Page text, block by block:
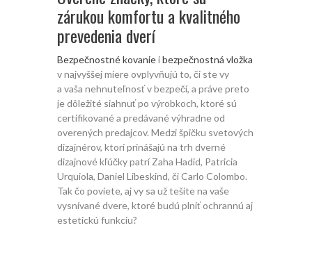
zárukou komfortu a kvalitného
prevedenia dverí
Bezpečnostné kovanieibezpečnostná vložka
v najvyššej miere ovplyvňujú to, či ste vy
a vaša nehnuteľnosť v bezpečí, a práve preto
je dôležité siahnuť po výrobkoch, ktoré sú
certifikované a predávané výhradne od
overených predajcov. Medzi špičku svetových
dizajnérov, ktorí prinášajú na trh dverné
dizajnové kľúčky patrí Zaha Hadid, Patricia
Urquiola, Daniel Libeskind, či Carlo Colombo.
Tak čo poviete, aj vy sa už tešíte na vaše
vysnívané dvere, ktoré budú plniť ochrannú aj
estetickú funkciu?